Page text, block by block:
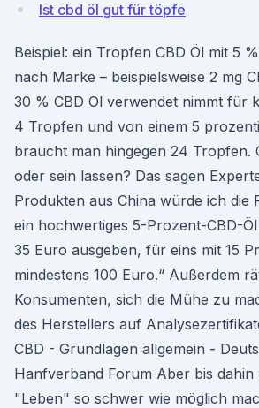
Ist cbd öl gut für töpfe
Beispiel: ein Tropfen CBD Öl mit 5
nach Marke – beispielsweise 2 mg
30 % CBD Öl verwendet nimmt für
4 Tropfen und von einem 5
braucht man hingegen 24 Tropfen.
oder sein lassen? Das sagen
Produkten aus China würde ich die
ein hochwertiges 5-Prozent-CBD-
35 Euro ausgeben, für eins mit 15
mindestens 100 Euro.“ Außerdem
Konsumenten, sich die Mühe zu
des Herstellers auf
CBD - Grundlagen allgemein -
Hanfverband Forum Aber bis dahin
"Leben" so schwer wie möglich